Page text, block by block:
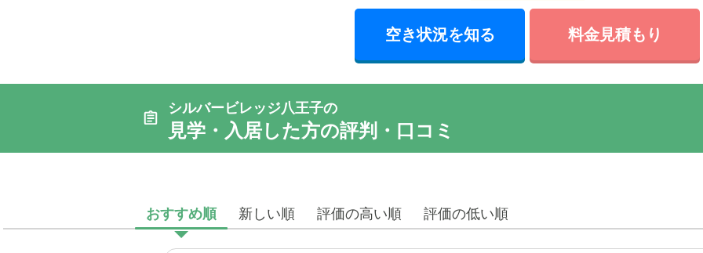
空き状況を知る 料金見積もり
シルバービレッジ八王子の
見学・入居した方の評判・口コミ
おすすめ順 新しい順 評価の高い順 評価の低い順